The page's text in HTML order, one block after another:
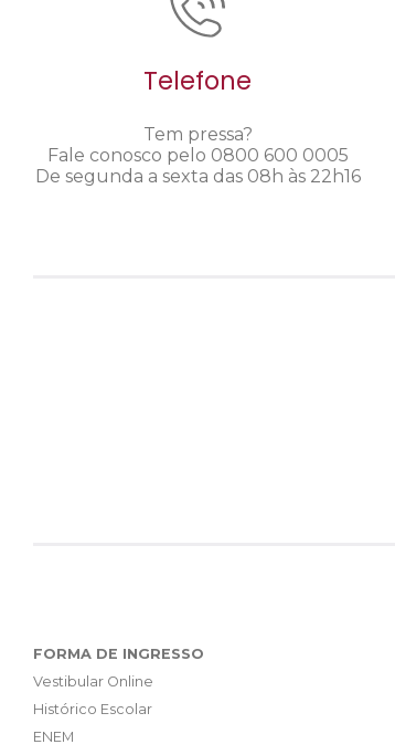
Telefone
Tem pressa?
Fale conosco pelo 0800 600 0005
De segunda a sexta das 08h às 22h16
FORMA DE INGRESSO
Vestibular Online
Histórico Escolar
ENEM